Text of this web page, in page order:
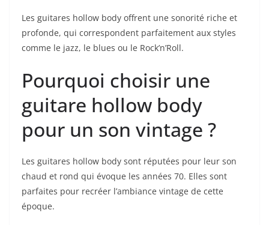
Les guitares hollow body offrent une sonorité ​riche ‌et
profonde, qui correspondent parfaitement aux styles​
comme⁣ le jazz, le blues ou le Rock’n’Roll.
Pourquoi choisir ⁣une
guitare hollow body
pour ⁢un son vintage ?
Les guitares hollow body sont réputées pour leur son
chaud et rond qui évoque les années 70. Elles⁢ sont
parfaites pour recréer ​l’ambiance vintage de cette
époque.